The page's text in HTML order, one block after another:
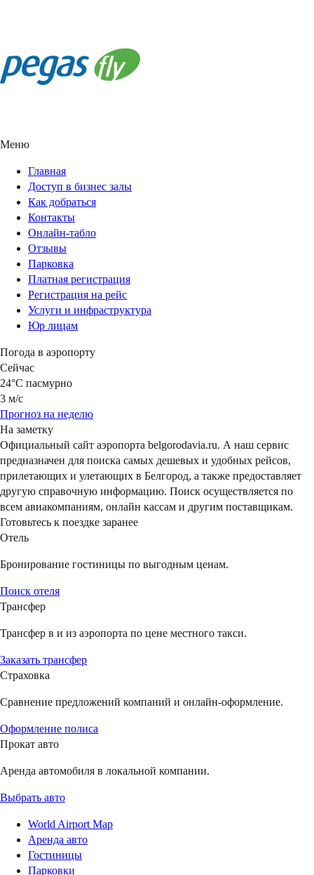
Меню
Главная
Доступ в бизнес залы
Как добраться
Контакты
Онлайн-табло
Отзывы
Парковка
Платная регистрация
Регистрация на рейс
Услуги и инфраструктура
Юр лицам
Погода в аэропорту
Сейчас
24°C пасмурно
3 м/с
Прогноз на неделю
На заметку
Официальный сайт аэропорта belgorodavia.ru. А наш сервис
предназначен для поиска самых дешевых и удобных рейсов,
прилетающих и улетающих в Белгород, а также предоставляет
другую справочную информацию. Поиск осуществляется по
всем авиакомпаниям, онлайн кассам и другим поставщикам.
Готовьтесь к поездке заранее
Отель
Бронирование гостиницы по выгодным ценам.
Поиск отеля
Трансфер
Трансфер в и из аэропорта по цене местного такси.
Заказать трансфер
Страховка
Сравнение предложений компаний и онлайн-оформление.
Оформление полиса
Прокат авто
Аренда автомобиля в локальной компании.
Выбрать авто
World Airport Map
Аренда авто
Гостиницы
Парковки